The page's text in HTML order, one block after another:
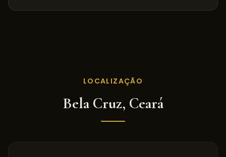
LOCALIZAÇÃO
Bela Cruz, Ceará